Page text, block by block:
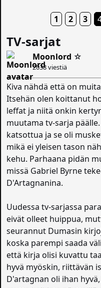
1 2 3
TV-sarjat
Moonlord ☆
2038 viestiä
Kiva nähdä että on
Itsehän olen koittanut
leffat ja niitä onkin
muutama tv-sarja
katsottua ja se oli
mikä ei yleisen tason
kehu. Parhaana pidän
missä Gabriel Byrne
D'Artagnanina.
Uudessa tv-sarjassa
eivät olleet huippua,
seurannut Dumasin
koska parempi saada
että kirja olisi kuvattu
hyvä myöskin, riittävän
D'artagnan oli ihan